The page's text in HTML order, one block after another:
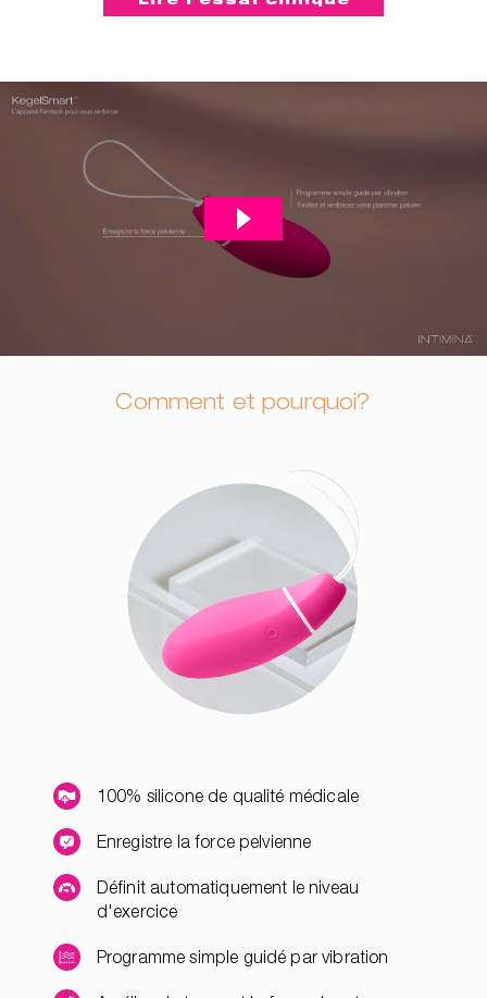
Comment et pourquoi?
100% silicone de qualité médicale
Enregistre la force pelvienne
Définit automatiquement le niveau
d'exercice
Programme simple guidé par vibration